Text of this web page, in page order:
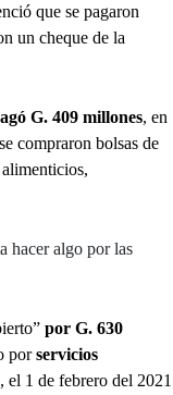
que se pagaron
un cheque de la
G. 409 millones, en
compraron bolsas de
hacer algo por las
por G. 630
porservicios
1 de febrero del 2021